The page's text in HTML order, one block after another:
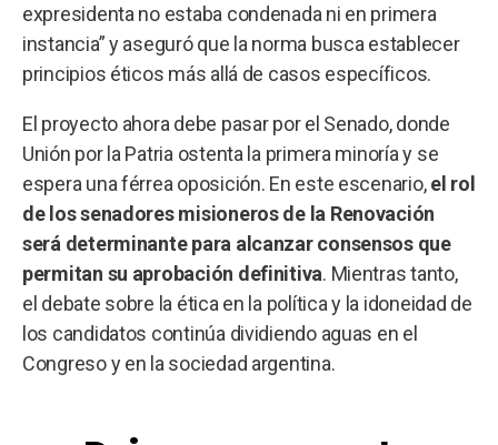
expresidenta no estaba condenada ni en primera
instancia” y aseguró que la norma busca establecer
principios éticos más allá de casos específicos.
El proyecto ahora debe pasar por el Senado, donde
Unión por la Patria ostenta la primera minoría y se
espera una férrea oposición. En este escenario,el rol
de los senadores misioneros de la Renovación
será determinante para alcanzar consensos que
permitan su aprobación definitiva. Mientras tanto,
el debate sobre la ética en la política y la idoneidad de
los candidatos continúa dividiendo aguas en el
Congreso y en la sociedad argentina.